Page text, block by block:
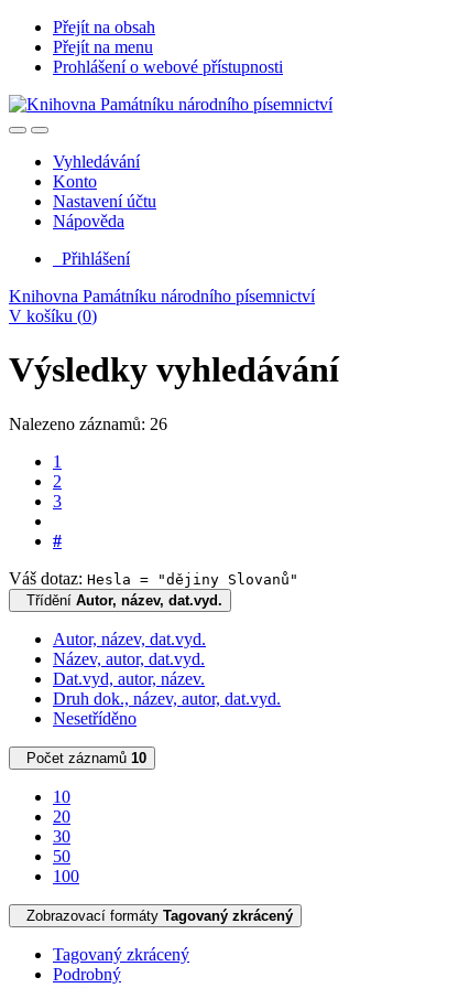
Přejít na obsah
Přejít na menu
Prohlášení o webové přístupnosti
Vyhledávání
Konto
Nastavení účtu
Nápověda
Přihlášení
Knihovna Památníku národního písemnictví
V košíku (0)
Výsledky vyhledávání
Nalezeno záznamů: 26
1
2
3
#
Váš dotaz: Hesla = "dějiny Slovanů"
Třídění Autor, název, dat.vyd.
Autor, název, dat.vyd.
Název, autor, dat.vyd.
Dat.vyd, autor, název.
Druh dok., název, autor, dat.vyd.
Nesetříděno
Počet záznamů 10
10
20
30
50
100
Zobrazovací formáty Tagovaný zkrácený
Tagovaný zkrácený
Podrobný